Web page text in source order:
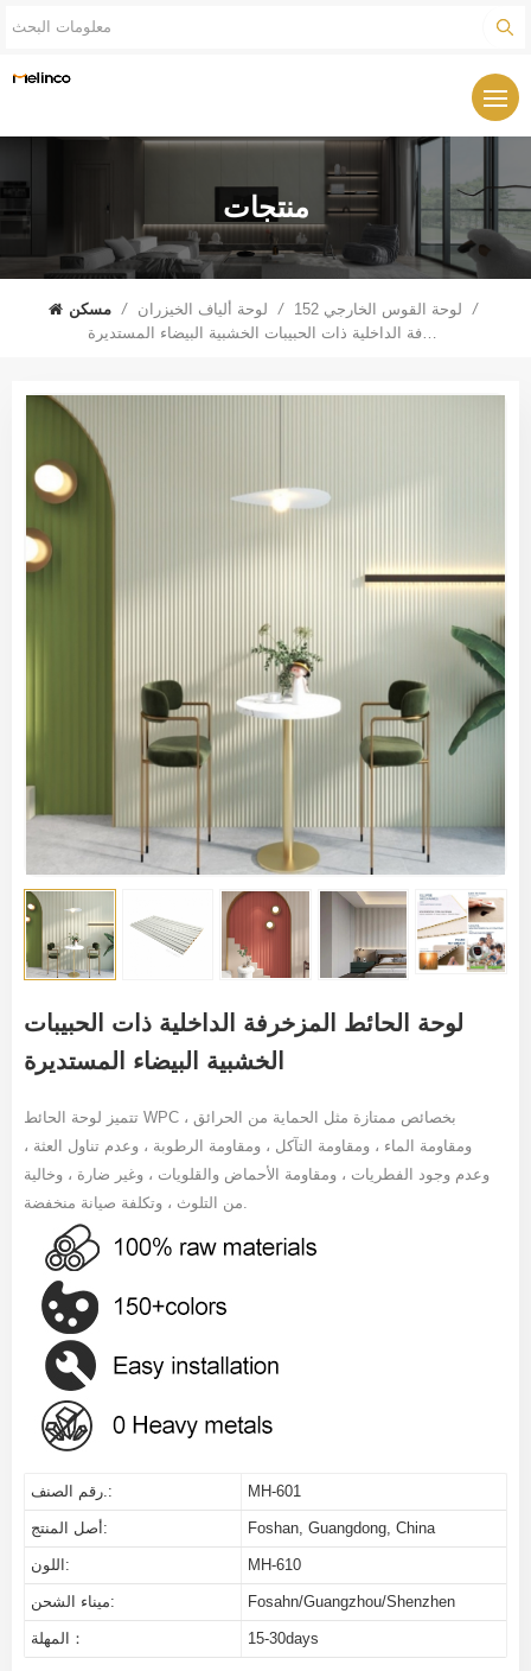
منتجات
مسكن / لوحة ألياف الخيزران / 152 لوحة القوس الخارجي
/
لوحة الحائط المزخرفة الداخلية ذات الحبيبات
الخشبية البيضاء المستديرة
تتميز لوحة الحائط WPC بخصائص ممتازة مثل الحماية من الحرائق ،
ومقاومة الماء ، ومقاومة التآكل ، ومقاومة الرطوبة ، وعدم تناول العثة ،
وعدم وجود الفطريات ، ومقاومة الأحماض والقلويات ، وغير ضارة ، وخالية
من التلوث ، وتكلفة صيانة منخفضة.
رقم الصنف.: MH-601
أصل المنتج: Foshan, Guangdong, China
اللون: MH-610
ميناء الشحن: Fosahn/Guangzhou/Shenzhen
المهلة： 15-30days